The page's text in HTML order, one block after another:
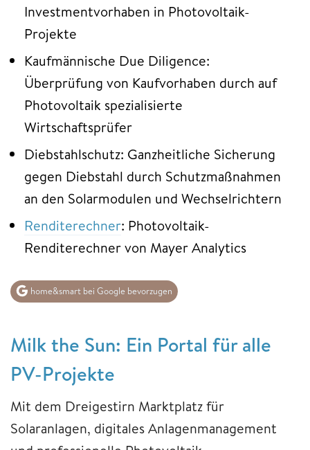
Investmentvorhaben in Photovoltaik-
Projekte
Kaufmännische Due Diligence:
Überprüfung von Kaufvorhaben durch auf
Photovoltaik spezialisierte
Wirtschaftsprüfer
Diebstahlschutz: Ganzheitliche Sicherung
gegen Diebstahl durch Schutzmaßnahmen
an den Solarmodulen und Wechselrichtern
Renditerechner: Photovoltaik-
Renditerechner von Mayer Analytics
home&smart bei Google bevorzugen
Milk the Sun: Ein Portal für alle
PV-Projekte
Mit dem Dreigestirn Marktplatz für
Solaranlagen, digitales Anlagenmanagement